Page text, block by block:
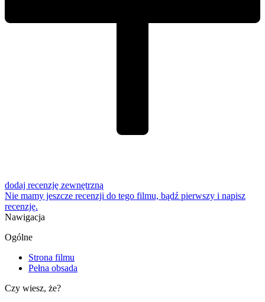
dodaj recenzję zewnętrzną
Nie mamy jeszcze recenzji do tego filmu, bądź pierwszy i napisz
recenzję.
Nawigacja
Ogólne
Strona filmu
Pełna obsada
Czy wiesz, że?